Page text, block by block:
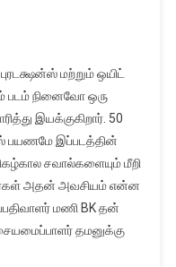
மற்றும் ஒயிட்
படம் நினைவோ ஒரு
இயக்குகிறார். 50
பயணமே இப்படத்தின்
சவால்களையும் மீறி
அதன் அவசியம் என்ன
மணி BK தன்
தமனுக்கு